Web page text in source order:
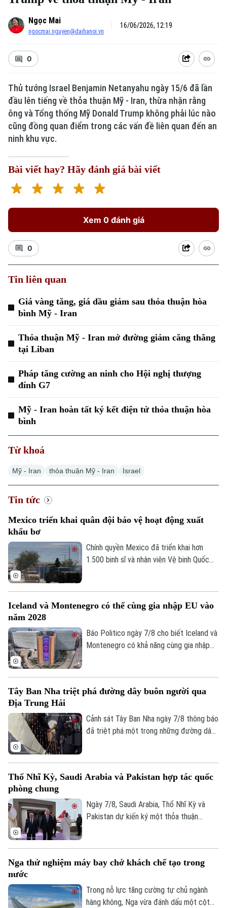
Xu hướng
Chuyên mục
Thời sự
Hà Nội
Chính trị
Hà Nội
Nhịp sống Hà Nội
Thế giới
Ngọc Mai
ngocmai.nguyen@daihanoi.vn
16/06/2026, 12:19
0
Thủ tướng Israel Benjamin Netanyahu ngày 15/6 đã lần
đầu lên tiếng về thỏa thuận Mỹ - Iran, thừa nhận rằng
ông và Tổng thống Mỹ Donald Trump không phải lúc nào
cũng đồng quan điểm trong các vấn đề liên quan đến an
ninh khu vực.
Bài viết hay? Hãy đánh giá bài viết
Xem 0 đánh giá
0
Tin liên quan
Giá vàng tăng, giá dầu giảm sau thỏa thuận hòa
bình Mỹ - Iran
Thỏa thuận Mỹ - Iran mở đường giảm căng thẳng
tại Liban
Pháp tăng cường an ninh cho Hội nghị thượng
đỉnh G7
Mỹ - Iran hoàn tất ký kết điện tử thỏa thuận hòa
bình
Từ khoá
Mỹ - Iran thỏa thuận Mỹ - Iran Israel
Tin tức
Mexico triển khai quân đội bảo vệ hoạt động xuất
khẩu bơ
Chính quyền Mexico đã triển khai hơn
1.500 binh sĩ và nhân viên Vệ binh Quốc
bạo lực của các băng nhóm tội phạm ảnh
sang Mỹ.
Iceland và Montenegro có thể cùng gia nhập EU vào
năm 2028
Báo Politico ngày 7/8 cho biết Iceland và
Montenegro có khả năng cùng gia nhập
nối lại đàm phán gia nhập EU vào cuối
Tây Ban Nha triệt phá đường dây buôn người qua
Địa Trung Hải
Cảnh sát Tây Ban Nha ngày 7/8 thông báo
đã triệt phá một trong những đường dây
Thổ Nhĩ Kỳ, Saudi Arabia và Pakistan hợp tác quốc
phòng chung
Ngày 7/8, Saudi Arabia, Thổ Nhĩ Kỳ và
Pakistan dự kiến ký một thỏa thuận
Nga thử nghiệm máy bay chở khách chế tạo trong
nước
Trong nỗ lực tăng cường tự chủ ngành
hàng không, Nga vừa đánh dấu một cột